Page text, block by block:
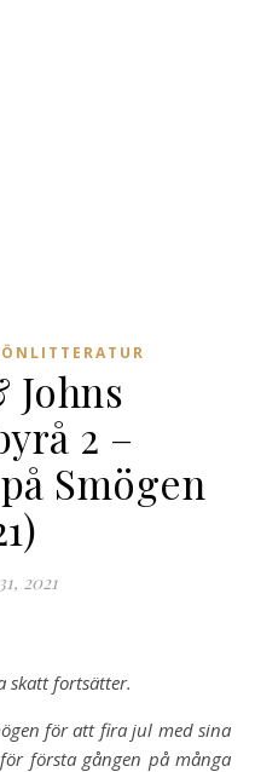
Johns
2 –
Smögen
2021
skatt fortsätter.
för att fira jul med sina
första gången på många